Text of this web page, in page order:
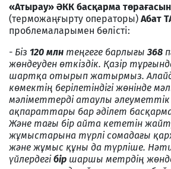
«Атырау» ӘКК басқарма
(терможаңғырту операторы) Абат
проблемаларымен бөлісті:
- Біз 120 млн теңгеге барлығы368
жөндеуден өткіздік. Қазір
шартқа отырып жатырмыз.
көмектің берілетіндігі жөнінде
мәліметтерді атаулы
ақпараттары бар әділет
Және тағы бір айта кететін
жұмыстарына түрлі сомадағы
және жұмыс құны да түрліше.
үйлердегібір шаршы метрдің